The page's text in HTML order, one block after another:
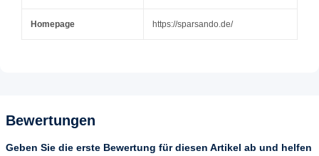
Homepage https://sparsando.de/
Bewertungen
Geben Sie die erste Bewertung für diesen Artikel ab und helfen